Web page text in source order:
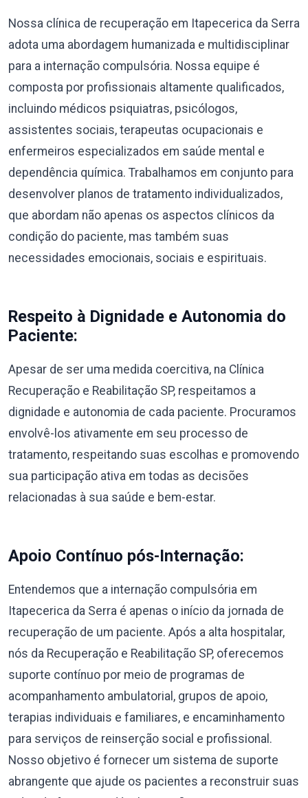
Nossa clínica de recuperação em Itapecerica da Serra
adota uma abordagem humanizada e multidisciplinar
para a internação compulsória. Nossa equipe é
composta por profissionais altamente qualificados,
incluindo médicos psiquiatras, psicólogos,
assistentes sociais, terapeutas ocupacionais e
enfermeiros especializados em saúde mental e
dependência química. Trabalhamos em conjunto para
desenvolver planos de tratamento individualizados,
que abordam não apenas os aspectos clínicos da
condição do paciente, mas também suas
necessidades emocionais, sociais e espirituais.
Respeito à Dignidade e Autonomia do
Paciente:
Apesar de ser uma medida coercitiva, na Clínica
Recuperação e Reabilitação SP, respeitamos a
dignidade e autonomia de cada paciente. Procuramos
envolvê-los ativamente em seu processo de
tratamento, respeitando suas escolhas e promovendo
sua participação ativa em todas as decisões
relacionadas à sua saúde e bem-estar.
Apoio Contínuo pós-Internação:
Entendemos que a internação compulsória em
Itapecerica da Serra é apenas o início da jornada de
recuperação de um paciente. Após a alta hospitalar,
nós da Recuperação e Reabilitação SP, oferecemos
suporte contínuo por meio de programas de
acompanhamento ambulatorial, grupos de apoio,
terapias individuais e familiares, e encaminhamento
para serviços de reinserção social e profissional.
Nosso objetivo é fornecer um sistema de suporte
abrangente que ajude os pacientes a reconstruir suas